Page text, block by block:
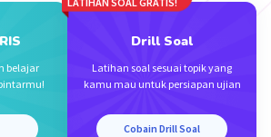
belajar
Drill Soal
Latihan soal sesuai topik yang
kamu mau untuk persiapan ujian
Cobain Drill Soal